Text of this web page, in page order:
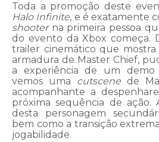
Toda a promoção deste
Halo Infinite, e é exatamente
shooter na primeira pessoa
do evento da Xbox começa.
trailer cinemático que mostra
armadura de Master Chief,
a experiência de um
vemos uma cutscenede
acompanhante a
próxima sequência de ação.
desta personagem
bem como a transição
jogabilidade.